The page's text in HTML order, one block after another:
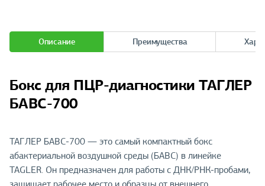
Описание Преимущества
Бокс для ПЦР-диагностики ТАГЛЕР
БАВС-700
ТАГЛЕР БАВС-700 — это самый компактный бокс
абактериальной воздушной среды (БАВС) в линейке
TAGLER. Он предназначен для работы с ДНК/РНК-пробами,